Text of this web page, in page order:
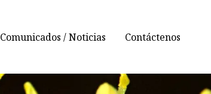
Comunicados / Noticias Contáctenos